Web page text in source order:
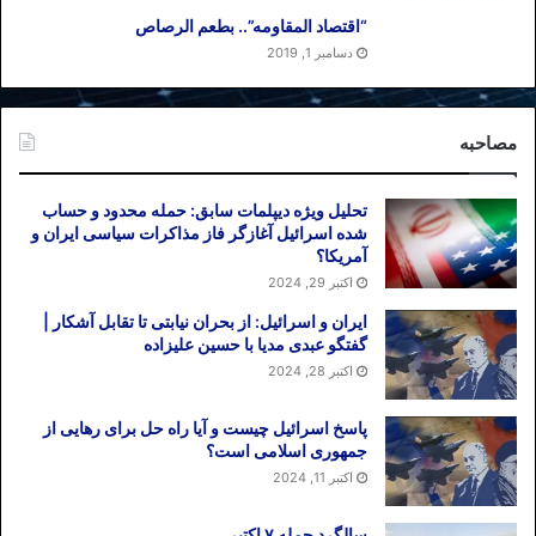
در جنگ اوکراین است.
تاریخ انتشار: ۲ مرداذ ۱۴۰۱ / ۲۴ ژوئیه ۲۰۲۲
زیتون
“اقتصاد المقاومه”.. بطعم الرصاص
دسامبر 1, 2019
مصاحبه
تحلیل ویژه دیپلمات سابق: حمله محدود و حساب
شده اسرائیل آغازگر فاز مذاکرات سیاسی ایران و
آمریکا؟
اکتبر 29, 2024
ایران و اسرائیل: از بحران نیابتی تا تقابل آشکار |
گفتگو عبدی مدیا با حسین علیزاده
اکتبر 28, 2024
پاسخ اسرائیل چیست و آیا راه حل برای رهایی از
جمهوری اسلامی است؟
اکتبر 11, 2024